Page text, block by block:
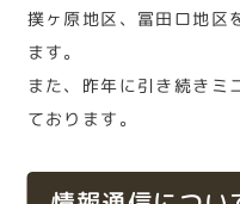
撲ヶ原地区、冨田ロ地区
ます。
また、昨年に引き続きミ
ております。